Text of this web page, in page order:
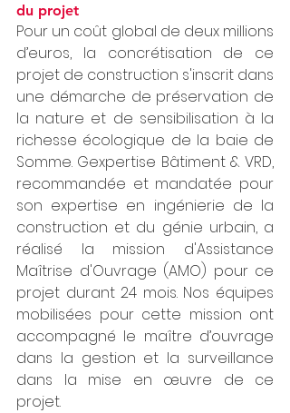
du projet
Pour un coût global de deux millions
d’euros, la concrétisation de ce
projet de construction s'inscrit dans
une démarche de préservation de
la nature et de sensibilisation à la
richesse écologique de la baie de
Somme. Gexpertise Bâtiment & VRD,
recommandée et mandatée pour
son expertise en ingénierie de la
construction et du génie urbain, a
réalisé la mission d'Assistance
Maîtrise d'Ouvrage (AMO) pour ce
projet durant 24 mois. Nos équipes
mobilisées pour cette mission ont
accompagné le maître d’ouvrage
dans la gestion et la surveillance
dans la mise en œuvre de ce
projet.